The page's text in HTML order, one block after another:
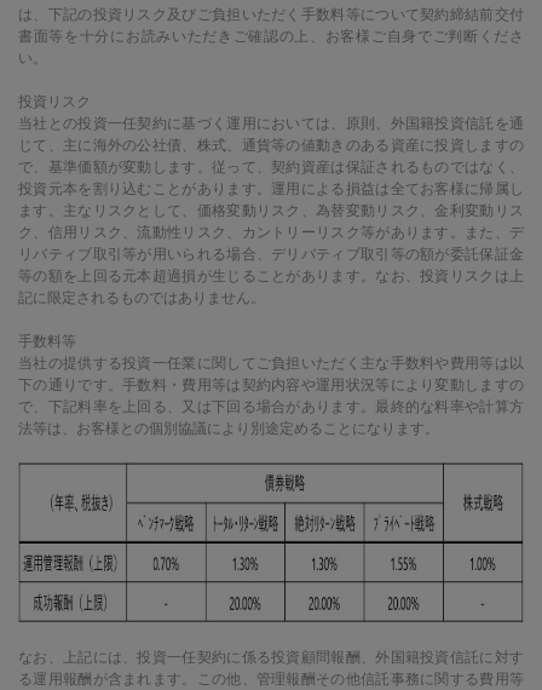
は、下記の投資リスク及びご負担いただく手数料等について契約締結前交付
書面等を十分にお読みいただきご確認の上、お客様ご自身でご判断くださ
い。
投資リスク
当社との投資一任契約に基づく運用においては、原則、外国籍投資信託を通
じて、主に海外の公社債、株式、通貨等の値動きのある資産に投資しますの
で、基準価額が変動します。従って、契約資産は保証されるものではなく、
投資元本を割り込むことがあります。運用による損益は全てお客様に帰属し
ます。主なリスクとして、価格変動リスク、為替変動リスク、金利変動リス
ク、信用リスク、流動性リスク、カントリーリスク等があります。また、デ
リバティブ取引等が用いられる場合、デリバティブ取引等の額が委託保証金
等の額を上回る元本超過損が生じることがあります。なお、投資リスクは上
記に限定されるものではありません。
手数料等
当社の提供する投資一任業に関してご負担いただく主な手数料や費用等は以
下の通りです。手数料・費用等は契約内容や運用状況等により変動しますの
で、下記料率を上回る、又は下回る場合があります。最終的な料率や計算方
法等は、お客様との個別協議により別途定めることになります。
なお、上記には、投資一任契約に係る投資顧問報酬、外国籍投資信託に対す
る運用報酬が含まれます。この他、管理報酬その他信託事務に関する費用等